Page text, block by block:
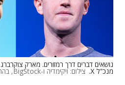
נושאים דברים דרך רמזורים. מארק
מנכ"ל X. צילום: ויקימדיה ו-BigStock, בהתאמה